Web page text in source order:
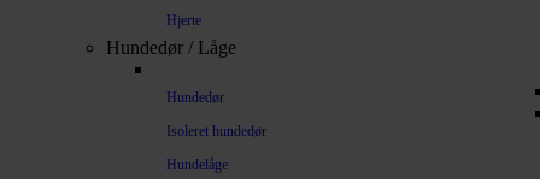
Hjerte
Hundedør / Låge
Hundedør
Isoleret hundedør
Hundelåge